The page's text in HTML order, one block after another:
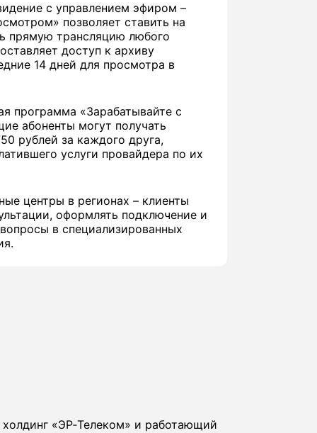
с управлением эфиром –
позволяет ставить на
прямую трансляцию любого
доступ к архиву
14 дней для просмотра в
программа «Зарабатывайте с
абоненты могут получать
рублей за каждого друга,
услуги провайдера по их
центры в регионах – клиенты
оформлять подключение и
в специализированных
«ЭР‑Телеком» и работающий